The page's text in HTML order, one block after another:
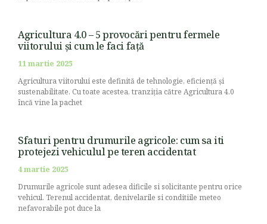
Agricultura 4.0 – 5 provocări pentru fermele
viitorului și cum le faci față
11 martie 2025
Agricultura viitorului este definită de tehnologie, eficiență și
sustenabilitate. Cu toate acestea, tranziția către Agricultura 4.0
încă vine la pachet
Sfaturi pentru drumurile agricole: cum sa iti
protejezi vehiculul pe teren accidentat
4 martie 2025
Drumurile agricole sunt adesea dificile si solicitante pentru orice
vehicul. Terenul accidentat, denivelarile si conditiile meteo
nefavorabile pot duce la